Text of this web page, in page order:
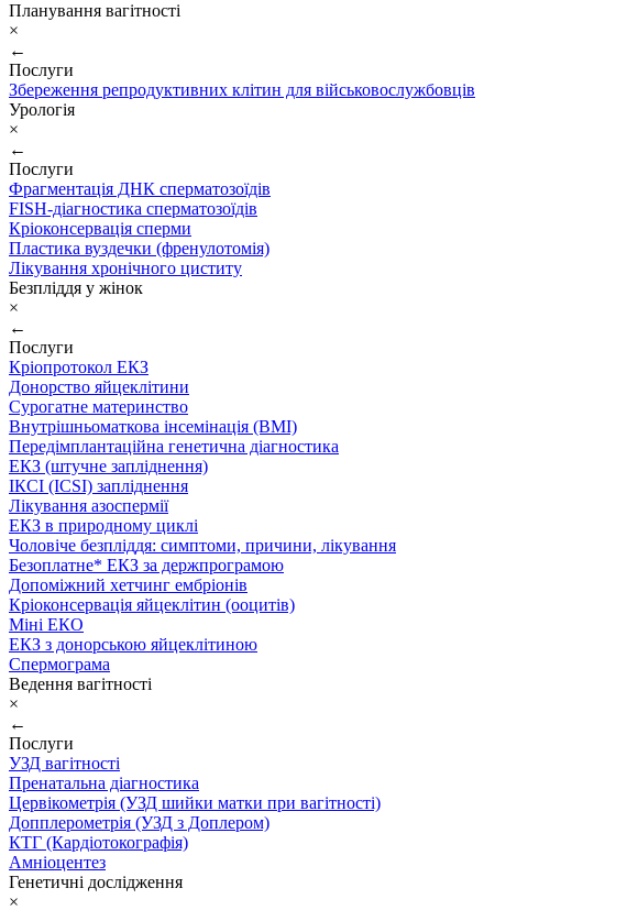
Планування вагітності
×
←
Послуги
Збереження репродуктивних клітин для військовослужбовців
Урологія
×
←
Послуги
Фрагментація ДНК сперматозоїдів
FISH-діагностика сперматозоїдів
Кріоконсервація сперми
Пластика вуздечки (френулотомія)
Лікування хронічного циститу
Безпліддя у жінок
×
←
Послуги
Кріопротокол ЕКЗ
Донорство яйцеклітини
Сурогатне материнство
Внутрішньоматкова інсемінація (ВМІ)
Передімплантаційна генетична діагностика
ЕКЗ (штучне запліднення)
ІКСІ (ICSI) запліднення
Лікування азоспермії
ЕКЗ в природному циклі
Чоловіче безпліддя: симптоми, причини, лікування
Безоплатне* ЕКЗ за держпрограмою
Допоміжний хетчинг ембріонів
Кріоконсервація яйцеклітин (ооцитів)
Міні ЕКО
ЕКЗ з донорською яйцеклітиною
Спермограма
Ведення вагітності
×
←
Послуги
УЗД вагітності
Пренатальна діагностика
Цервікометрія (УЗД шийки матки при вагітності)
Допплерометрія (УЗД з Доплером)
КТГ (Кардіотокографія)
Амніоцентез
Генетичні дослідження
×